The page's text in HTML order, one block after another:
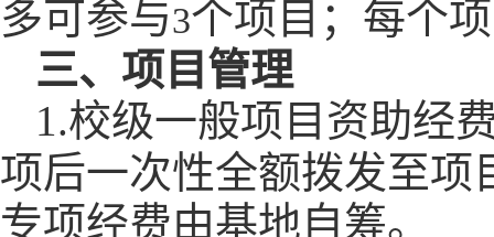
多可参与3个项目；每个
三、项目管理
1.校级一般项目资助经
项后一次性全额拨发至项
专项经费由基地自筹。